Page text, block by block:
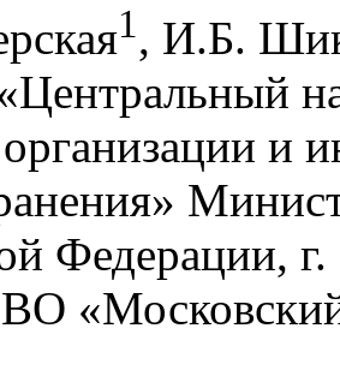
1, И.Б.
и
Федерации,
«Московский